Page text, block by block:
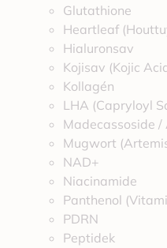
Glutathione
Heartleaf
Hialuronsav
Kojisav (Kojic
Kollagén
LHA (Capryloyl
Madecassoside
Mugwort
NAD+
Niacinamide
Panthenol
PDRN
Peptidek